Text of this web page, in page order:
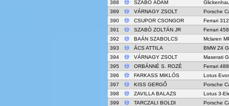
388 SZABÓ ÁDÁM
389
VÁRNAGY ZSOLT
Porsche
390
CSUPOR CSONGOR
Ferrari
391
SZABÓ ZOLTÁN JR
Ferrari
392
BAÁN SZABOLCS
Mclaren
393
ÁCS ATTILA
BMW Z4
394
VÁRNAGY ZSOLT
Maserati
395
ORBÁNNÉ S. ROZÉ
Ferrari
396
FARKASS MIKLÓS
Lotus
397
KISS GERGŐ
Porsche
398
ZAVILLA BALAZS
Lotus 3-
399
TARCZALI BOLDI
Porsche